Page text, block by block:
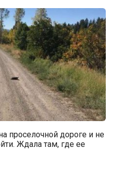
проселочной дороге и не
Ждала там, где ее